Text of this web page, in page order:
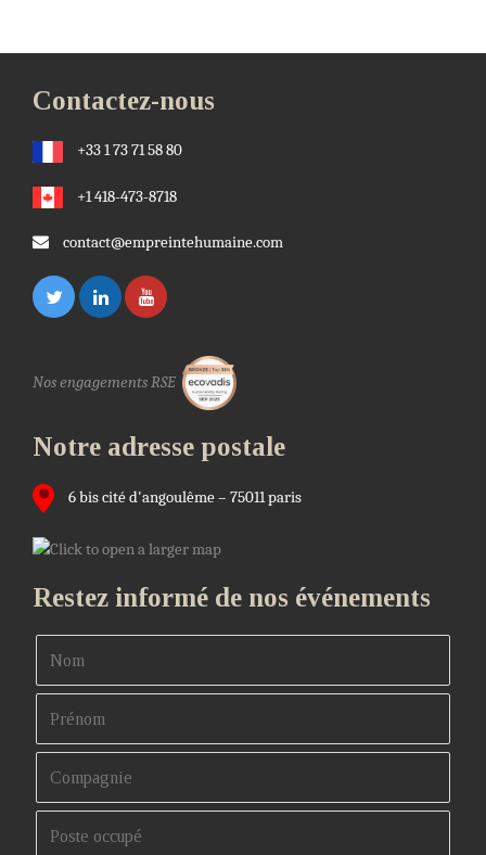
Contactez-nous
+33 1 73 71 58 80
+1 418-473-8718
contact@empreintehumaine.com
Nos engagements RSE
Notre adresse postale
6 bis cité d'angoulême – 75011 paris
Restez informé de nos événements